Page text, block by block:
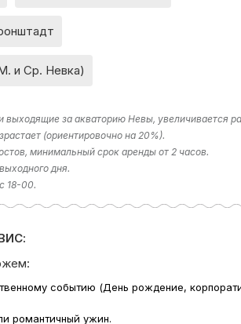
и Ср. Невка)
выходящие за акваторию Невы, увеличивается
(ориентировочно на 20%).
минимальный срок аренды от 2 часов.
дня.
18-00.
событию (День рождение,
романтичный ужин.